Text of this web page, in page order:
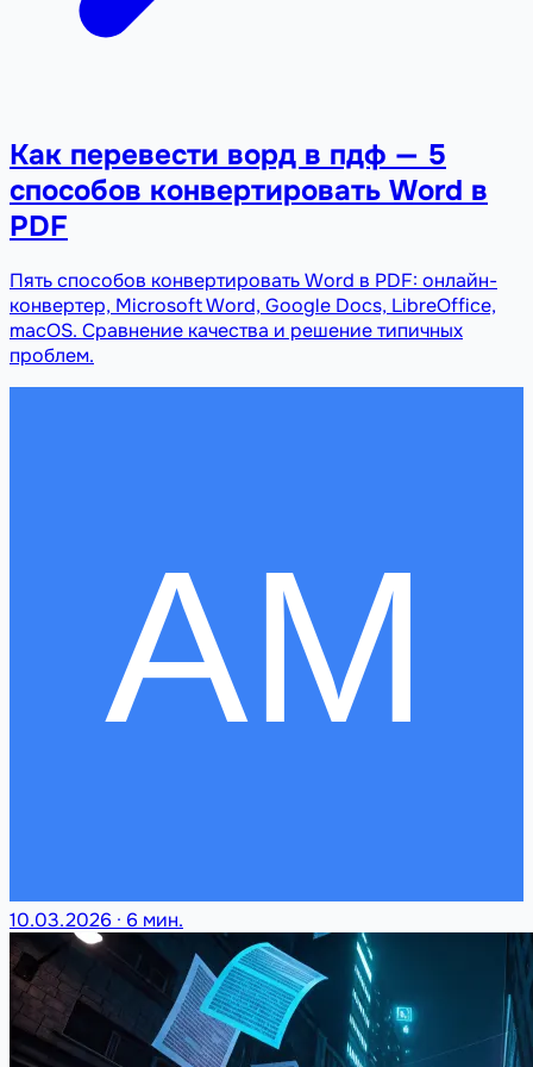
Как перевести ворд в пдф — 5
способов конвертировать Word в
PDF
Пять способов конвертировать Word в PDF: онлайн-
конвертер, Microsoft Word, Google Docs, LibreOffice,
macOS. Сравнение качества и решение типичных
проблем.
10.03.2026 · 6 мин.